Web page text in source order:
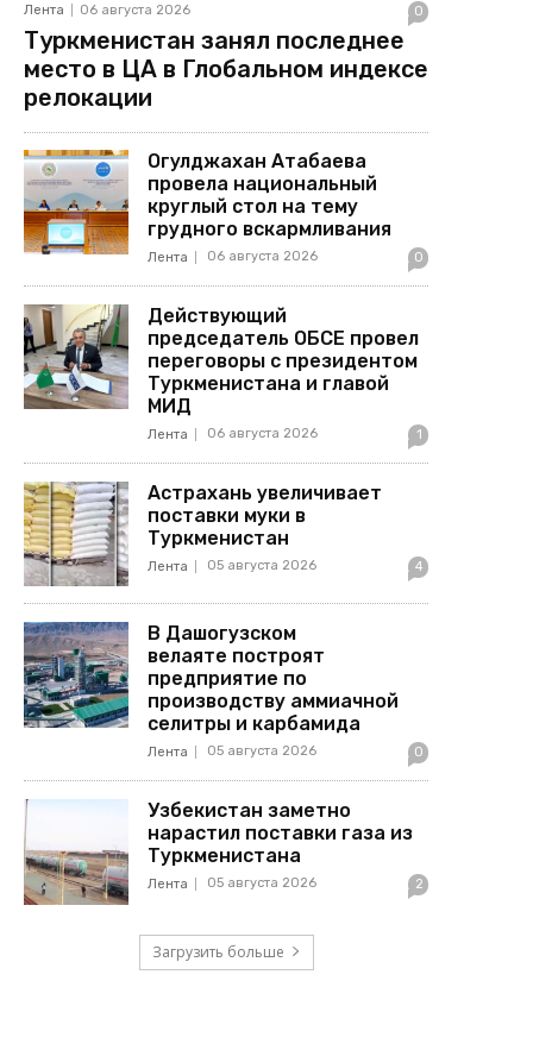
Лента 06 августа 2026 0
Туркменистан занял последнее
место в ЦА в Глобальном индексе
релокации
Огулджахан Атабаева
провела национальный
круглый стол на тему
грудного вскармливания
Лента 06 августа 2026 0
Действующий
председатель ОБСЕ провел
переговоры с президентом
Туркменистана и главой
МИД
Лента 06 августа 2026 1
Астрахань увеличивает
поставки муки в
Туркменистан
Лента 05 августа 2026 4
В Дашогузском
велаяте построят
предприятие по
производству аммиачной
селитры и карбамида
Лента 05 августа 2026 0
Узбекистан заметно
нарастил поставки газа из
Туркменистана
Лента 05 августа 2026 2
Загрузить больше